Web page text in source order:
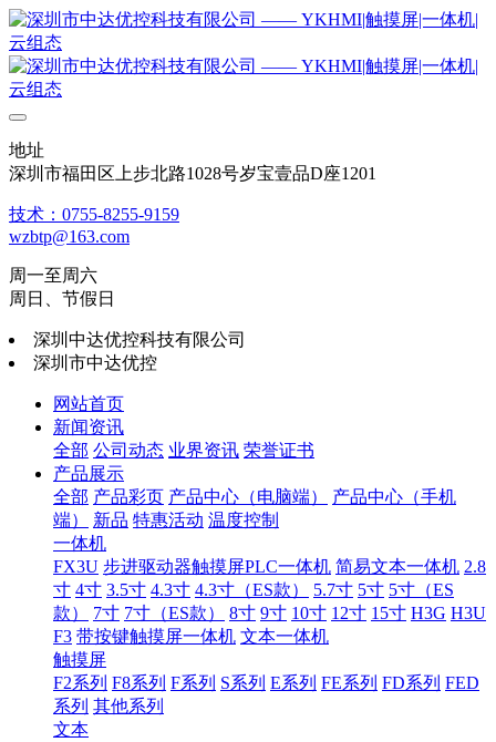
地址
深圳市福田区上步北路1028号岁宝壹品D座1201
技术：0755-8255-9159
wzbtp@163.com
周一至周六
周日、节假日
深圳中达优控科技有限公司
深圳市中达优控
网站首页
新闻资讯
全部 公司动态 业界资讯 荣誉证书
产品展示
全部 产品彩页 产品中心（电脑端）
产品中心（手机
端）
新品 特惠活动 温度控制
一体机
FX3U 步进驱动器触摸屏PLC一体机 简易文本一体机 2.8
寸 4寸 3.5寸 4.3寸 4.3寸（ES款） 5.7寸 5寸 5寸（ES
款）
7寸 7寸（ES款） 8寸 9寸 10寸 12寸 15寸 H3G H3U
F3 带按键触摸屏一体机 文本一体机
触摸屏
F2系列 F8系列 F系列 S系列 E系列 FE系列 FD系列 FED
系列 其他系列
文本